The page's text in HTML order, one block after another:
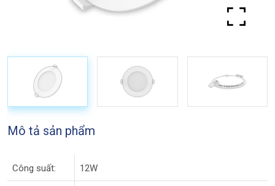
Mô tả sản phẩm
Công suất: 12W